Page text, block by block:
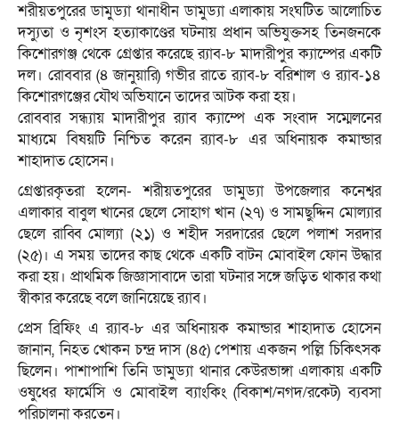
শরীয়তপুরের ডামুড্যা থানাধীন ডামুড্যা এলাকায় সংঘটিত আলোচিত
দস্যুতা ও নৃশংস হত্যাকাণ্ডের ঘটনায় প্রধান অভিযুক্তসহ তিনজনকে
কিশোরগঞ্জ থেকে গ্রেপ্তার করেছে র‍্যাব-৮ মাদারীপুর ক্যাম্পের একটি
দল। রোববার (৪ জানুয়ারি) গভীর রাতে র‍্যাব-৮ বরিশাল ও র‍্যাব-১৪
কিশোরগঞ্জের যৌথ অভিযানে তাদের আটক করা হয়।
রোববার সন্ধ্যায় মাদারীপুর র‌্যাব ক্যাম্পে এক সংবাদ সম্মেলনের
মাধ্যমে বিষয়টি নিশ্চিত করেন র‍্যাব-৮ এর অধিনায়ক কমান্ডার
শাহাদাত হোসেন।
গ্রেপ্তারকৃতরা হলেন- শরীয়তপুরের ডামুড্যা উপজেলার কনেশ্বর
এলাকার বাবুল খানের ছেলে সোহাগ খান (২৭) ও সামছুদ্দিন মোল্যার
ছেলে রাব্বি মোল্যা (২১) ও শহীদ সরদারের ছেলে পলাশ সরদার
(২৫)। এ সময় তাদের কাছ থেকে একটি বাটন মোবাইল ফোন উদ্ধার
করা হয়। প্রাথমিক জিজ্ঞাসাবাদে তারা ঘটনার সঙ্গে জড়িত থাকার কথা
স্বীকার করেছে বলে জানিয়েছে র‍্যাব।
প্রেস ব্রিফিং এ র‍্যাব-৮ এর অধিনায়ক কমান্ডার শাহাদাত হোসেন
জানান, নিহত খোকন চন্দ্র দাস (৪৫) পেশায় একজন পল্লি চিকিৎসক
ছিলেন। পাশাপাশি তিনি ডামুড্যা থানার কেউরভাঙ্গা এলাকায় একটি
ওষুধের ফার্মেসি ও মোবাইল ব্যাংকিং (বিকাশ/নগদ/রকেট) ব্যবসা
পরিচালনা করতেন।